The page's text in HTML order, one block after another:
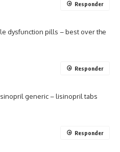
dysfunction pills – best over the
Responder
generic– lisinopril tabs
Responder
Responder